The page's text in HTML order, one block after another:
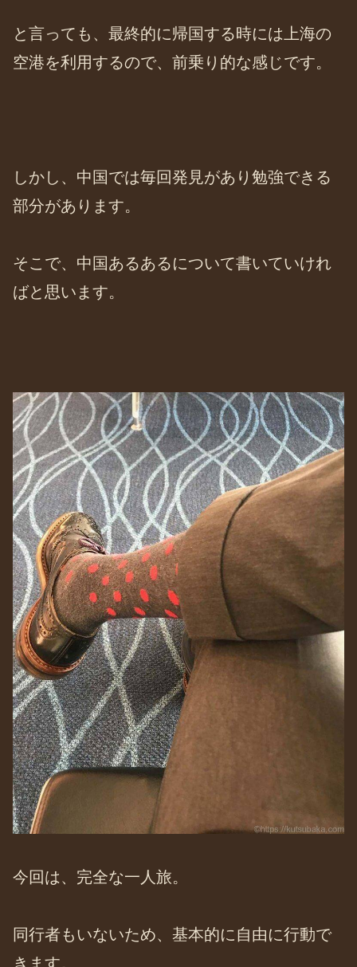
と言っても、最終的に帰国する時には上海の
空港を利用するので、前乗り的な感じです。
しかし、中国では毎回発見があり勉強できる
部分があります。
そこで、中国あるあるについて書いていけれ
ばと思います。
今回は、完全な一人旅。
同行者もいないため、基本的に自由に行動で
きます。